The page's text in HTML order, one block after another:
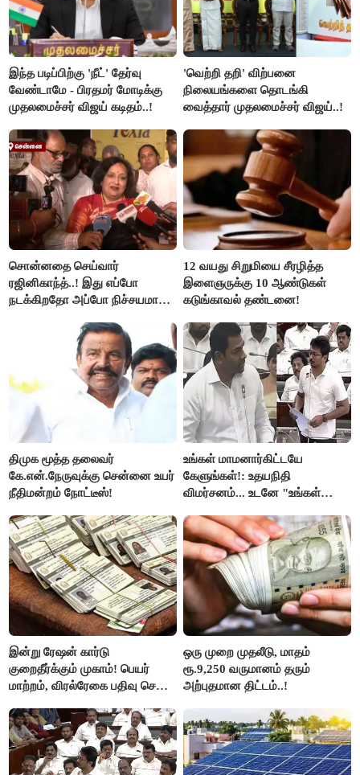
இந்த படிப்பிற்கு 'நீட்' தேர்வு
வேண்டாமே - பிரதமர் மோடிக்கு
முதலமைச்சர் விஜய் கடிதம்..!
'வெற்றி தறி' விற்பனை
நிலையங்களை தொடங்கி
வைத்தார் முதலமைச்சர் விஜய்..!
சொன்னதை செய்வார்
ரஜினிகாந்த்..! இது எப்போ
நடக்கிறதோ அப்போ நிச்சயமாக
ரஜினிகாந்த்..!
12 வயது சிறுமியை சீரழித்த
இளைஞருக்கு 10 ஆண்டுகள்
கடுங்காவல் தண்டனை!
திமுக மூத்த தலைவர்
கே.என்.நேருவுக்கு சென்னை உயர்
நீதிமன்றம் நோட்டீஸ்!
உங்கள் மாமனார்கிட்டயே
கேளுங்கள்!: உதயநிதி
விமர்சனம்... உடனே "உங்கள்
ஆதவ் அர்ஜுனா பதிலடி!
இன்று ரேஷன் கார்டு
குறைதீர்க்கும் முகாம்! பெயர்
மாற்றம், விரல்ரேகை பதிவு செய்ய
ஒரு முறை முதலீடு, மாதம்
ரூ.9,250 வருமானம் தரும்
அற்புதமான திட்டம்..!